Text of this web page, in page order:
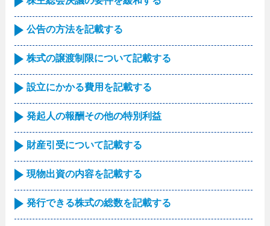
公告の方法を記載する
株式の譲渡制限について記載する
設立にかかる費用を記載する
発起人の報酬その他の特別利益
財産引受について記載する
現物出資の内容を記載する
発行できる株式の総数を記載する